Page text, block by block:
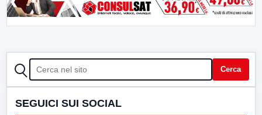
CERCA Cerca
SEGUICI SUI SOCIAL